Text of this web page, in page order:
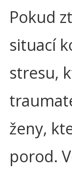
Pokud
situací
stresu,
ženy,
porod.